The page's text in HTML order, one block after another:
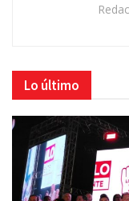
Lo último